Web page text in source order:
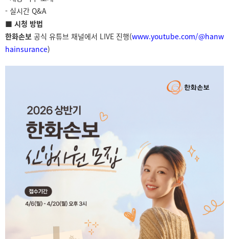
- 실시간 Q&A
■ 시청 방법
한화손보 공식 유튜브 채널에서 LIVE 진행(www.youtube.com/@hanw
hainsurance)